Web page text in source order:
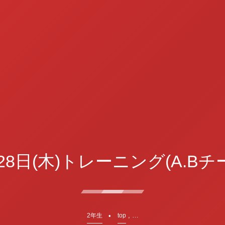
日(木)トレーニング(A.Bチ
2年生 top, …